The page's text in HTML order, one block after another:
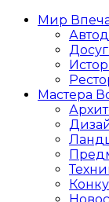
Мир
Мастера